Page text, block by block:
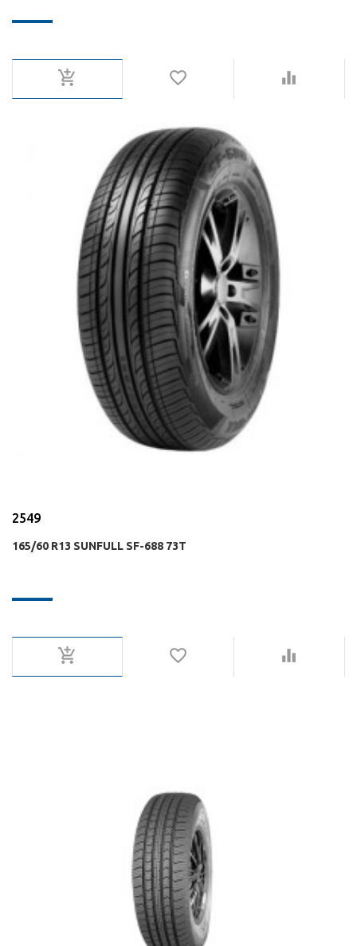
2549
165/60 R13 SUNFULL SF-688 73T